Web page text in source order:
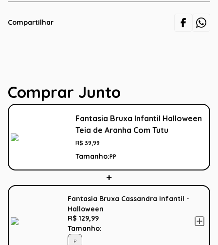
Compartilhar
Comprar Junto
Fantasia Bruxa Infantil Halloween
Teia de Aranha Com Tutu
R$ 39,99
Tamanho:PP
Fantasia Bruxa Cassandra Infantil -
Halloween
R$ 129,99
Tamanho:
P